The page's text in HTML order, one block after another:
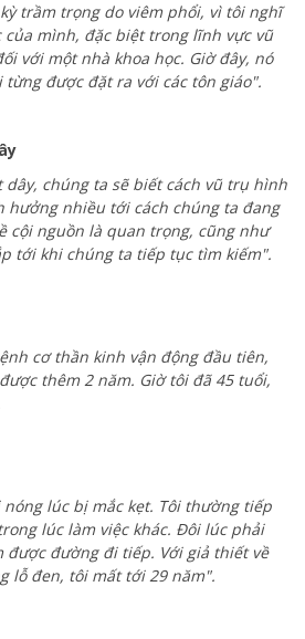
trầm trọng do viêm phổi, vì tôi nghĩ
của mình, đặc biệt trong lĩnh vực vũ
với một nhà khoa học. Giờ đây, nó
được đặt ra với các tôn giáo".
chúng ta sẽ biết cách vũ trụ hình
hưởng nhiều tới cách chúng ta đang
cội nguồn là quan trọng, cũng như
tới khi chúng ta tiếp tục tìm kiếm".
cơ thần kinh vận động đầu tiên,
thêm 2 năm. Giờ tôi đã 45 tuổi,
nóng lúc bị mắc kẹt. Tôi thường tiếp
lúc làm việc khác. Đôi lúc phải
được đường đi tiếp. Với giả thiết về
lỗ đen, tôi mất tới 29 năm".